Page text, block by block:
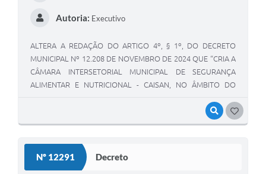
VISUALIZAR
Autoria: Executivo
ALTERA A REDAÇÃO DO ARTIGO 4º, § 1º, DO DECRETO
MUNICIPAL Nº 12.208 DE NOVEMBRO DE 2024 QUE “CRIA A
CÂMARA INTERSETORIAL MUNICIPAL DE SEGURANÇA
ALIMENTAR E NUTRICIONAL - CAISAN, NO ÂMBITO DO
Nº 12291 Decreto